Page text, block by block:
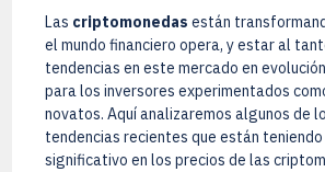
Las criptomonedas están
el mundo financiero opera, y estar al
tendencias en este mercado en
para los inversores experimentados
novatos. Aquí analizaremos algunos de
tendencias recientes que están
significativo en los precios de las